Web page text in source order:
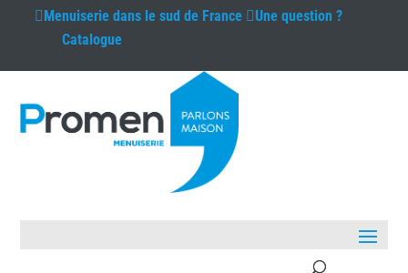
Menuiseriedans le sud de France
Une question ?
Catalogue